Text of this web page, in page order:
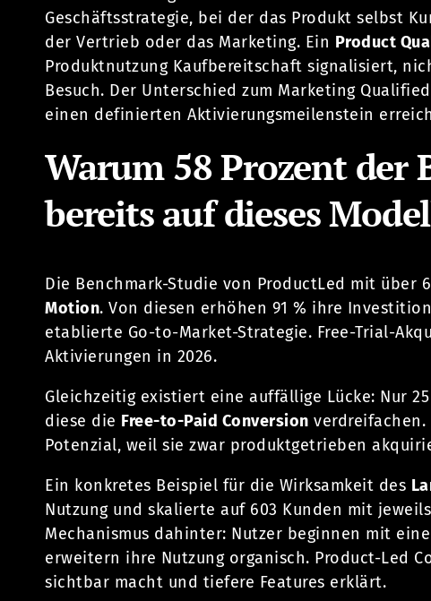
Geschäftsstrategie, bei der das Produkt selbst
der Vertrieb oder das Marketing. Ein Product
Produktnutzung Kaufbereitschaft signalisiert,
Besuch. Der Unterschied zum Marketing
einen definierten Aktivierungsmeilenstein
Warum 58 Prozent der
bereits auf dieses
Die Benchmark-Studie von ProductLed mit über
Motion. Von diesen erhöhen 91 % ihre
etablierte Go-to-Market-Strategie. Free-Trial-
Aktivierungen in 2026.
Gleichzeitig existiert eine auffällige Lücke: Nur
diese die Free-to-Paid Conversion verdreifachen.
Potenzial, weil sie zwar produktgetrieben
Ein konkretes Beispiel für die Wirksamkeit des
Nutzung und skalierte auf 603 Kunden mit
Mechanismus dahinter: Nutzer beginnen mit
erweitern ihre Nutzung organisch. Product-Led
sichtbar macht und tiefere Features erklärt.